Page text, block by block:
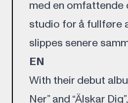
med en
studio for å fullføre
slippes senere
EN
With their debut
Ner” and “Älskar